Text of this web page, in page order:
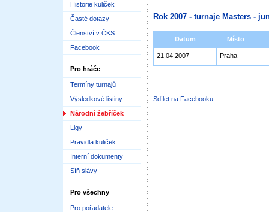
Historie kuliček
Časté dotazy
Členství v ČKS
Facebook
Pro hráče
Termíny turnajů
Výsledkové listiny
Národní žebříček
Ligy
Pravidla kuliček
Interní dokumenty
Síň slávy
Pro všechny
Pro pořadatele
Rok 2007 - turnaje Masters -
Datum Místo
21.04.2007 Praha
Sdílet na Facebooku